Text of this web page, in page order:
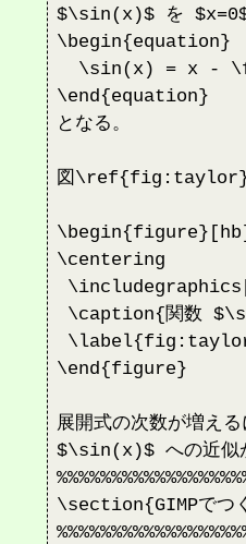
$\sin(x)$ を $x=0$
\begin{equation}
\sin(x) = x -
\end{equation}
となる。
図\ref{fig:taylor}は
\centering
\caption{関数
\end{figure}
展開式の次数が増える
$\sin(x)$ への近似が
\section{GIMPでつ